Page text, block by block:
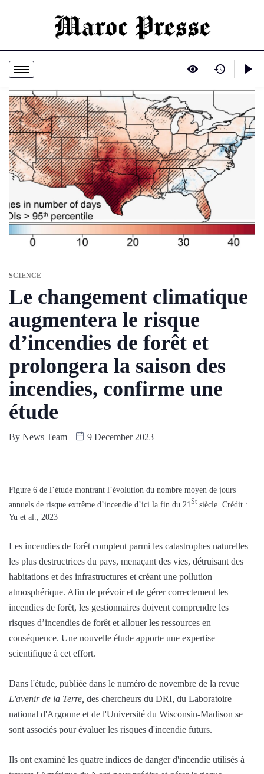
SCIENCE
Le changement climatique
augmentera le risque
d’incendies de forêt et
prolongera la saison des
incendies, confirme une
étude
By News Team 9 December 2023
Figure 6 de l’étude montrant l’évolution du nombre moyen de jours
annuels de risque extrême d’incendie d’ici la fin du 21St siècle. Crédit :
Yu et al., 2023
Les incendies de forêt comptent parmi les catastrophes naturelles
les plus destructrices du pays, menaçant des vies, détruisant des
habitations et des infrastructures et créant une pollution
atmosphérique. Afin de prévoir et de gérer correctement les
incendies de forêt, les gestionnaires doivent comprendre les
risques d’incendies de forêt et allouer les ressources en
conséquence. Une nouvelle étude apporte une expertise
scientifique à cet effort.
Dans l'étude, publiée dans le numéro de novembre de la revue
L'avenir de la Terre, des chercheurs du DRI, du Laboratoire
national d'Argonne et de l'Université du Wisconsin-Madison se
sont associés pour évaluer les risques d'incendie futurs.
Ils ont examiné les quatre indices de danger d'incendie utilisés à